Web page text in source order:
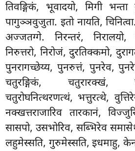
तिवङ्गिकं, भूवादयो, मिगी
पागुञ्ञवुजुता. इतो नायति,
अज्जतग्गे. निरन्तरं, निरालयो,
निरुत्तरो, निरोजं, दुरतिक्कमो,
पुनरागच्छेय्य, पुनरुत्तं, पुनरेव,
चतुरङ्गिकं, चतुरारक्खं,
चतुरोघनित्थरणत्थं, भत्तुरत्थे,
नक्खत्तराजारिव तारकानं,
सासपो, उसभोरिव, सब्भिरेव
लहुमेस्सति, गुरुमेस्सति, इधमाहु,